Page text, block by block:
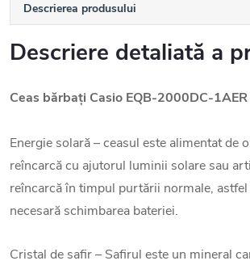
Descrierea produsului
Descriere detaliată a
Ceas bărbați Casio EQB-2000DC-1AER
Energie solară – ceasul este alimentat de
reîncarcă cu ajutorul luminii solare sau
reîncarcă în timpul purtării normale,
necesară schimbarea bateriei.
Cristal de safir – Safirul este un mineral